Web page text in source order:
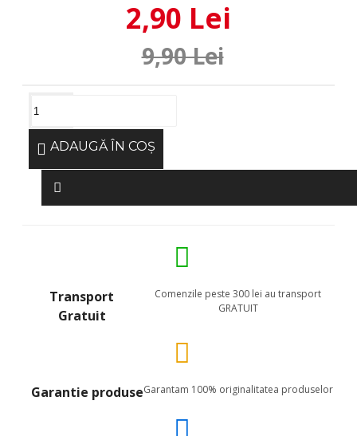
2,90 Lei
9,90 Lei
ADAUGĂ ÎN COŞ
Transport
Gratuit
Comenzile peste 300 lei au transport
GRATUIT
Garantie produseGarantam 100% originalitatea produselor